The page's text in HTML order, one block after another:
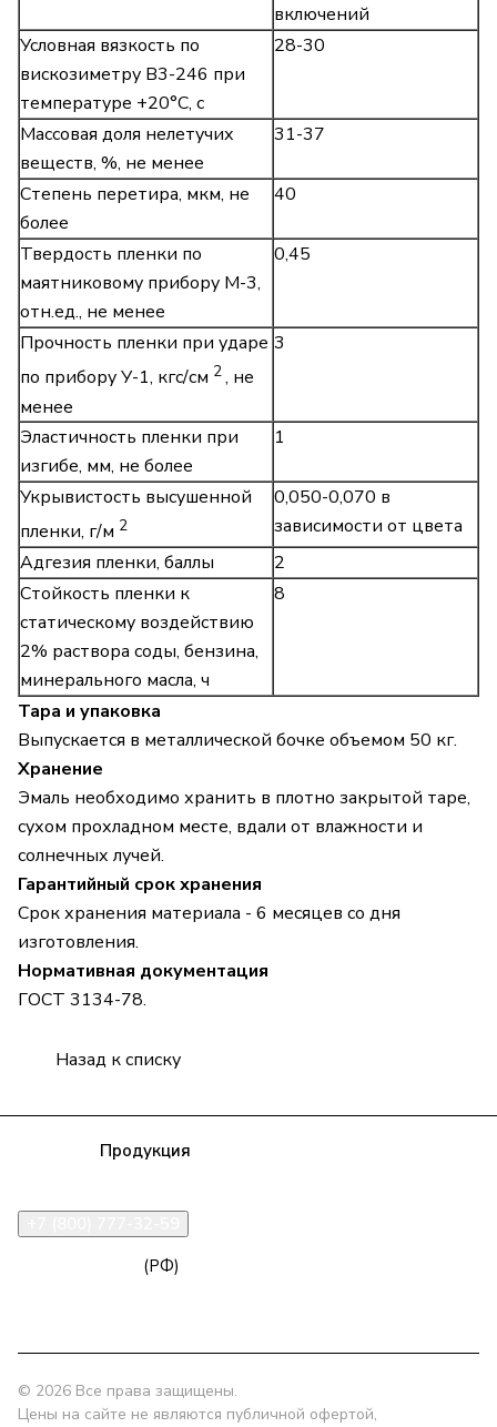
включений
Условная вязкость по
вискозиметру В3-246 при
температуре +20°С, с
28-30
Массовая доля нелетучих
веществ, %, не менее
31-37
Степень перетира, мкм, не
более
40
Твердость пленки по
маятниковому прибору М-3,
отн.ед., не менее
0,45
Прочность пленки при ударе
по прибору У-1, кгс/см 2, не
менее
3
Эластичность пленки при
изгибе, мм, не более
1
Укрывистость высушенной
пленки, г/м 2
0,050-0,070 в
зависимости от цвета
Адгезия пленки, баллы
2
Стойкость пленки к
статическому воздействию
2% раствора соды, бензина,
минерального масла, ч
8
Тара и упаковка
Выпускается в металлической бочке объемом 50 кг.
Хранение
Эмаль необходимо хранить в плотно закрытой таре,
сухом прохладном месте, вдали от влажности и
солнечных лучей.
Гарантийный срок хранения
Срок хранения материала - 6 месяцев со дня
изготовления.
Нормативная документация
ГОСТ 3134-78.
Назад к списку
Продукция
(РФ)
© 2026 Все права защищены.
Цены на сайте не являются публичной офертой,